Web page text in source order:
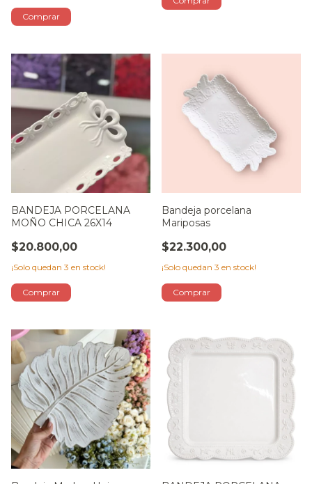
BANDEJA PORCELANA
MOÑO CHICA 26X14
$20.800,00
¡Solo quedan 3 en stock!
Bandeja porcelana
Mariposas
$22.300,00
¡Solo quedan 3 en stock!